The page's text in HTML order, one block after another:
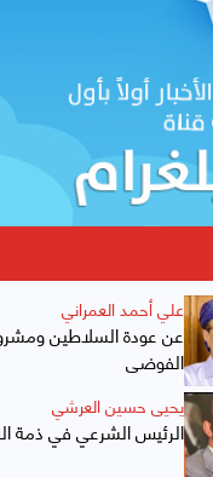
علي أحمد العمراني
عن عودة السلاطين
الفوضى
يحيى حسين العرشي
الرئيس الشرعي في ذمة